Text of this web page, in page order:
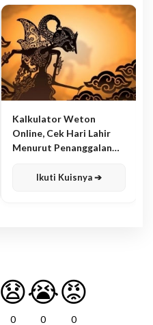
Kalkulator Weton
Online, Cek Hari Lahir
Menurut Penanggalan
Ikuti Kuisnya ➔
😧
0
😭
0
😡
0